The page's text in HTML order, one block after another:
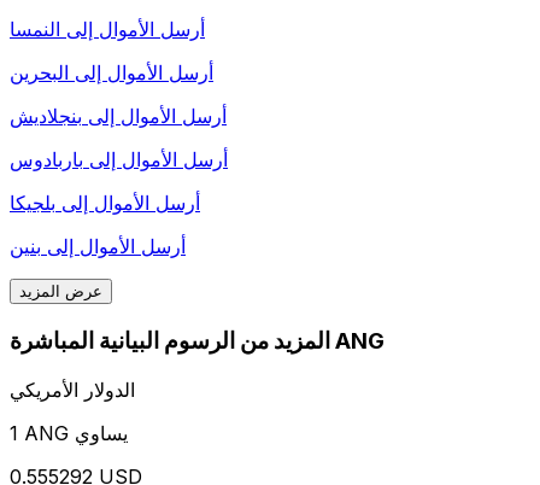
أرسل الأموال إلى النمسا
أرسل الأموال إلى البحرين
أرسل الأموال إلى بنجلاديش
أرسل الأموال إلى باربادوس
أرسل الأموال إلى بلجيكا
أرسل الأموال إلى بنين
عرض المزيد
المزيد من الرسوم البيانية المباشرة ANG
الدولار الأمريكي
1 ANG يساوي
0.555292 USD